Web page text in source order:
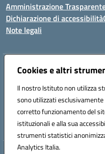
Cookies e altri
Il nostro Istituto non utilizza
sono utilizzati
corretto funzionamento del
istituzionali e alla sua
strumenti statistici
Analytics Italia.
Amministrazione
Dichiarazione di accessibilità
Note legali
Indirizzo:Viale P. Togliatti snc
Posta elettronica certificata (PEC):
Codice fiscale: 92025400661
Codice meccanografico: